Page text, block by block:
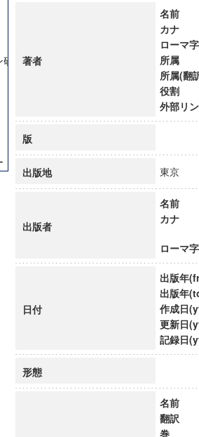
研究所
テュート
ログラム市民社会ガバナンス教育研究セン
ログラム論理と感性の先端的教育研究拠点
グラム「超成熟社会発展のサイエンス」
著者
名前
カナ
ローマ字
所属
所属(翻
役割
外部リ
版
出版地 東京
出版者
名前
カナ
ローマ字
日付
出版年
出版年
作成日
更新日
記録日
形態
名前
翻訳
巻